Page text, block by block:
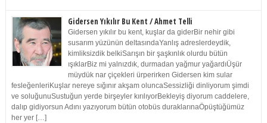
Gidersen Yıkılır Bu Kent / Ahmet Telli
Gidersen yıkılır bu kent, kuşlar da giderBir nehir gibi
susarım yüzünün deltasındaYanlış adreslerdeydik,
kimliksizdik belkiSarışın bir şaşkınlık olurdu bütün
ışıklarBiz mi yalnızdık, durmadan yağmur yağardıÜşür
müydük nar çiçekleri ürperirken Gidersen kim sular
fesleğenleriKuşlar nereye sığınır akşam oluncaSessizliği dinliyorum şimdi
ve soluğunuSustuğun yerde birşeyler kırılıyorBekleyiş diyorum caddelere,
dalıp gidiyorsun Adını yazıyorum bütün otobüs duraklarınaÖpüştüğümüz
her yer […]